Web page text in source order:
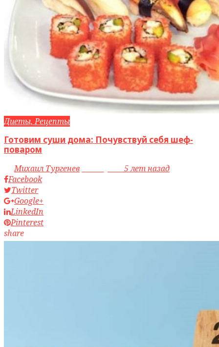
Диеты, Рецепты
Готовим суши дома: Почувствуй себя шеф-
поваром
byМихаил Тургенев
5 лет назад
Facebook
Twitter
Google+
LinkedIn
Pinterest
share